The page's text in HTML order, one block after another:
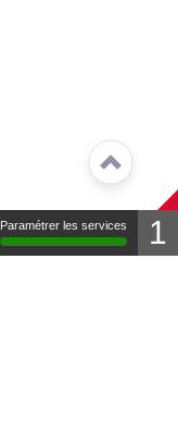
Paramétrer les services 1